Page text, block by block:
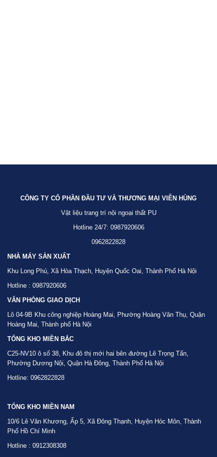
CÔNG TY CỔ PHẦN ĐẦU TƯ VÀ THƯƠNG MẠI VIỄN HÙNG
Vật liệu trang trí nội ngoại thất PU
Hotline 24/7: 0987920606
0962822828
NHÀ MÁY SẢN XUẤT
Khu Long Phú, Xã Hòa Thạch, Huyện Quốc Oai, Thành Phố Hà Nội
Hotline : 0987920606
VĂN PHÒNG GIAO DỊCH
Lô 04-9B Khu công nghiệp Hoàng Mai, Phường Hoàng Văn Thụ, Quận
Hoàng Mai, Thành phố Hà Nội
TỔNG KHO MIỀN BẮC
C25-NV10 ô số 38, Khu đô thị mới hai bên đường Lê Trọng Tấn,
Phường Dương Nội, Quận Hà Đông, Thành Phố Hà Nội
Hotline: 0962822828
TỔNG KHO MIỀN NAM
10/6 Lê Văn Khương, Ấp 5, Xã Đông Thạnh, Huyện Hóc Môn, Thành
Phố Hồ Chí Minh
Hotline : 0912308308